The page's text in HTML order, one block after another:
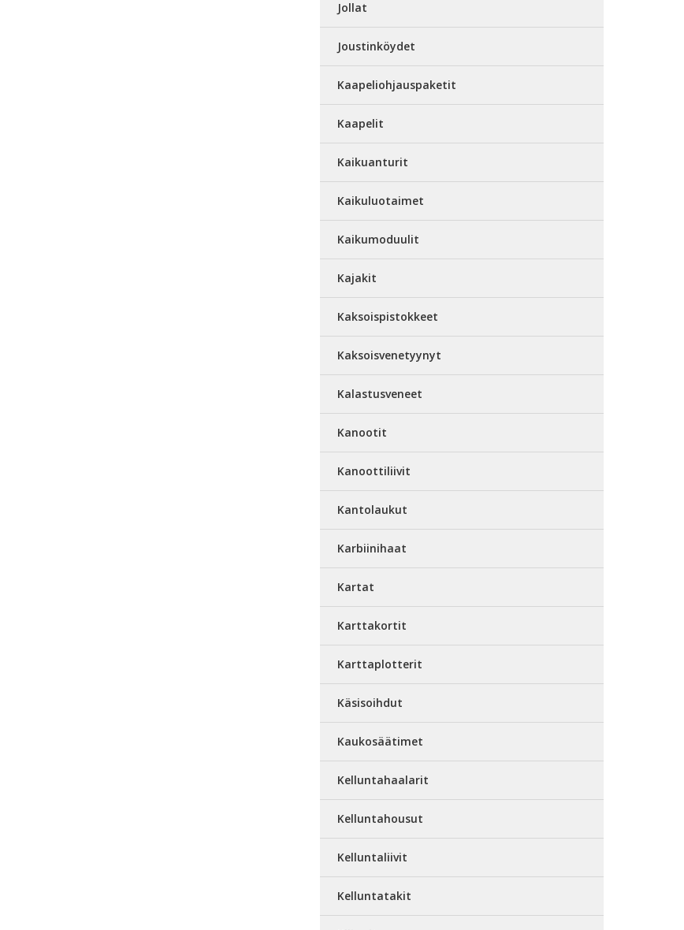
Jollat
Joustinköydet
Kaapeliohjauspaketit
Kaapelit
Kaikuanturit
Kaikuluotaimet
Kaikumoduulit
Kajakit
Kaksoispistokkeet
Kaksoisvenetyynyt
Kalastusveneet
Kanootit
Kanoottiliivit
Kantolaukut
Karbiinihaat
Kartat
Karttakortit
Karttaplotterit
Käsisoihdut
Kaukosäätimet
Kelluntahaalarit
Kelluntahousut
Kelluntaliivit
Kelluntatakit